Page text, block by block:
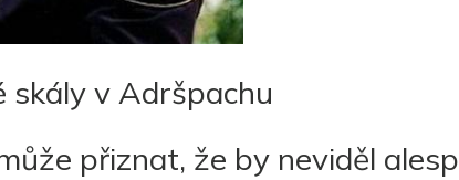
skály v Adršpachu
přiznat, že by neviděl